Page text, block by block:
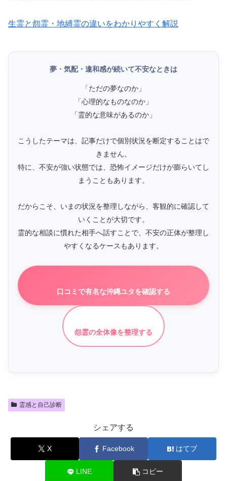
生霊と怨霊・地縛霊の違いをわかりやすく解説
夢・気配・違和感が続いて不安なときは
「ただの夢なのか」
「心理的なものなのか」
「霊的な意味があるのか」
こうしたテーマは、記事だけで個別状況を断定することはで
きません。
特に、不安が強い状態では、恐怖イメージだけが膨らいてし
まうこともあります。
だからこそ、いまの状況を整理しながら、客観的に確認して
いくことが大切です。
霊的な相談に慣れた相手へ話すことで、不安の正体が整理し
やすくなるケースもあります。
口コミで有名な沖縄ユタを確認する
怨霊の全体像を整理する
霊感と自己診断
シェアする
X Facebook はてブ
LINE コピー